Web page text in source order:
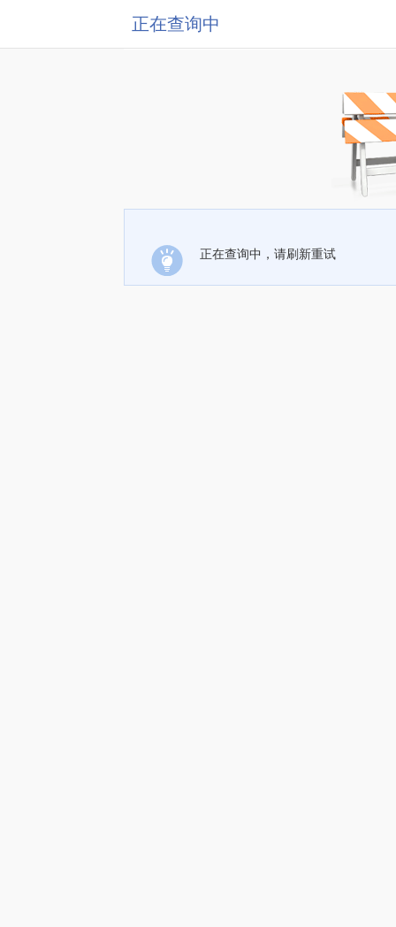
正在查询中
正在查询中，请刷新重试